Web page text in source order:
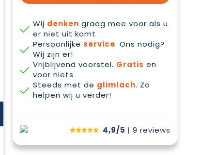
Wij denken graag mee voor als u
er niet uit komt
Persoonlijke service. Ons nodig?
Wij zijn er!
Vrijblijvend voorstel. Gratis en
voor niets
Steeds met de glimlach. Zo
helpen wij u verder!
4,9/5 | 9 reviews